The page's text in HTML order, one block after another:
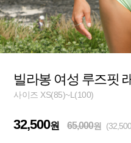
빌라봉 여성 루즈핏
사이즈 XS(85)~L(100)
32,500원 65,000원